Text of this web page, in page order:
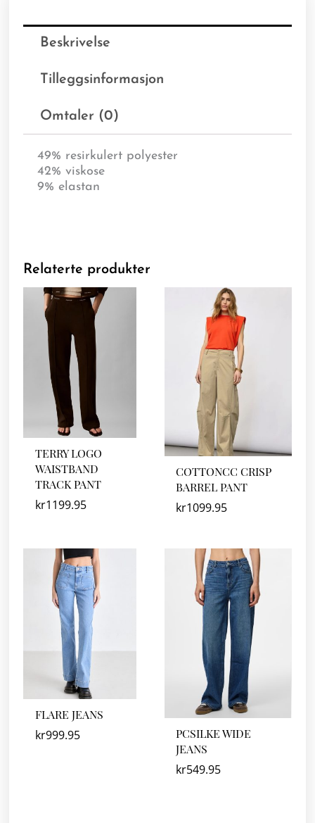
Beskrivelse
Tilleggsinformasjon
Omtaler (0)
49% resirkulert polyester
42% viskose
9% elastan
Relaterte produkter
TERRY LOGO
WAISTBAND
TRACK PANT
kr1199.95
COTTONCC CRISP
BARREL PANT
kr1099.95
FLARE JEANS
kr999.95
PCSILKE WIDE
JEANS
kr549.95